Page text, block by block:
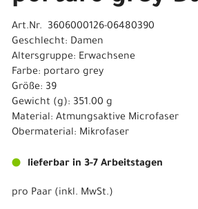
Art.Nr. 3606000126-06480390
Geschlecht: Damen
Altersgruppe: Erwachsene
Farbe: portaro grey
Größe: 39
Gewicht (g): 351.00 g
Material: Atmungsaktive Microfaser
Obermaterial: Mikrofaser
lieferbar in 3-7 Arbeitstagen
pro Paar (inkl. MwSt.)